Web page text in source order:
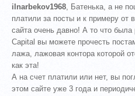
ilnarbekov1968 , Батенька, а не
платили за посты и к примеру от
сайта очень давно! А то что
Capital вы можете прочесть
лажа, лажовая контора которой
как эта!
А на счет платили или нет, вы
этом сайте уже 3 года и